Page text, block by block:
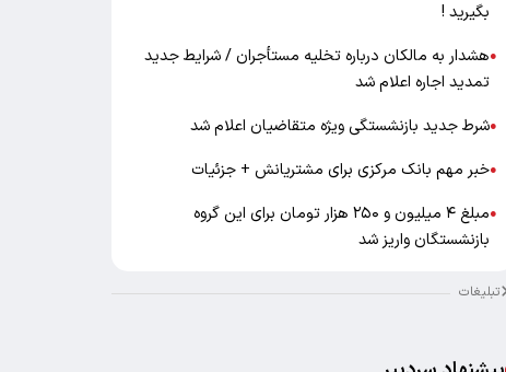
بگیرید !
●هشدار به مالکان درباره تخلیه مستأجران / شرایط جدید
تمدید اجاره اعلام شد
●شرط جدید بازنشستگی ویژه متقاضیان اعلام شد
●خبر مهم بانک مرکزی برای مشتریانش + جزئیات
●
مبلغ ۴ میلیون و ۲۵۰ هزار تومان برای این گروه
بازنشستگان واریز شد
تبلیغات